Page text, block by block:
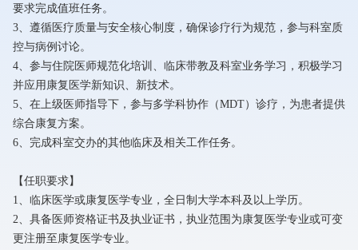
要求完成值班任务。
3、遵循医疗质量与安全核心制度，确保诊疗行为规范，参与科室质
控与病例讨论。
4、参与住院医师规范化培训、临床带教及科室业务学习，积极学习
并应用康复医学新知识、新技术。
5、在上级医师指导下，参与多学科协作（MDT）诊疗，为患者提供
综合康复方案。
6、完成科室交办的其他临床及相关工作任务。
【任职要求】
1、临床医学或康复医学专业，全日制大学本科及以上学历。
2、具备医师资格证书及执业证书，执业范围为康复医学专业或可变
更注册至康复医学专业。